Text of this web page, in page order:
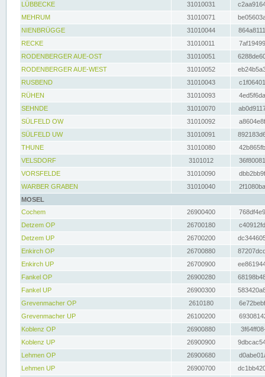
LÜBBECKE
31010031
MEHRUM
31010071
NIENBRÜGGE
31010044
RECKE
31010011
RODENBERGER AUE-OST
31010051
RODENBERGER AUE-WEST
31010052
RUSBEND
31010043
RÜHEN
31010093
SEHNDE
31010070
SÜLFELD OW
31010092
SÜLFELD UW
31010091
THUNE
31010080
VELSDORF
3101012
VORSFELDE
31010090
WARBER GRABEN
31010040
MOSEL
Cochem
26900400
Detzem OP
26700180
Detzem UP
26700200
Enkirch OP
26700880
Enkirch UP
26700900
Fankel OP
26900280
Fankel UP
26900300
Grevenmacher OP
2610180
Grevenmacher UP
26100200
Koblenz OP
26900880
Koblenz UP
26900900
Lehmen OP
26900680
Lehmen UP
26900700